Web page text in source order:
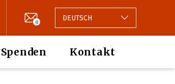
0 DEUTSCH
Spenden Kontakt